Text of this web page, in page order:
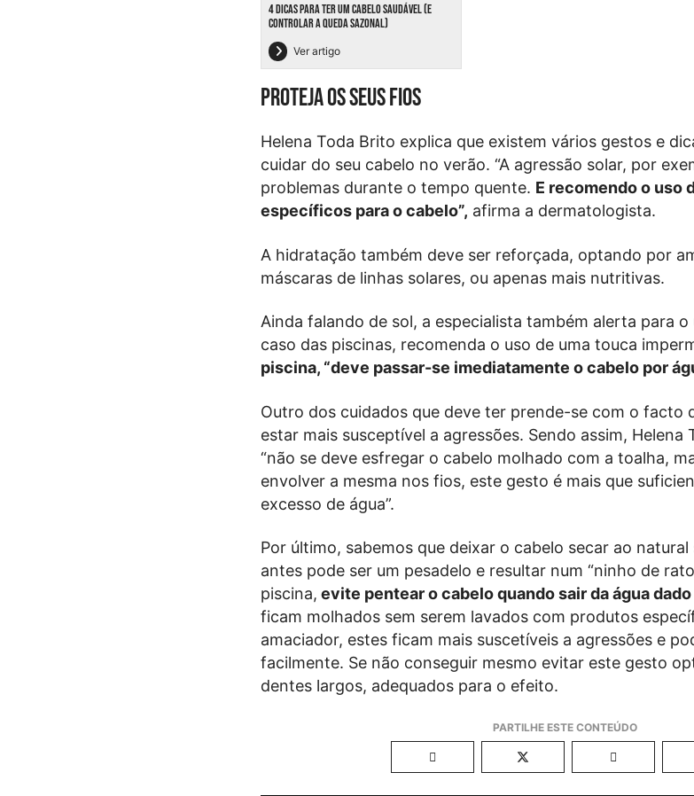
4 DICAS PARA TER UM CABELO SAUDÁVEL (E
CONTROLAR A QUEDA SAZONAL)
Ver artigo
Proteja os seus fios
Helena Toda Brito explica que existem vários gestos e
cuidar do seu cabelo no verão. “A agressão solar, por
problemas durante o tempo quente. E recomendo o uso
específicos para o cabelo”, afirma a dermatologista.
A hidratação também deve ser reforçada, optando por
máscaras de linhas solares, ou apenas mais nutritivas.
Ainda falando de sol, a especialista também alerta para
caso das piscinas, recomenda o uso de uma touca
piscina, “deve passar-se imediatamente o cabelo por
Outro dos cuidados que deve ter prende-se com o facto
estar mais susceptível a agressões. Sendo assim, Helena
“não se deve esfregar o cabelo molhado com a toalha,
envolver a mesma nos fios, este gesto é mais que
excesso de água”.
Por último, sabemos que deixar o cabelo secar ao
antes pode ser um pesadelo e resultar num “ninho de
piscina, evite pentear o cabelo quando sair da água dado
ficam molhados sem serem lavados com produtos
amaciador, estes ficam mais suscetíveis a agressões e
facilmente. Se não conseguir mesmo evitar este gesto
dentes largos, adequados para o efeito.